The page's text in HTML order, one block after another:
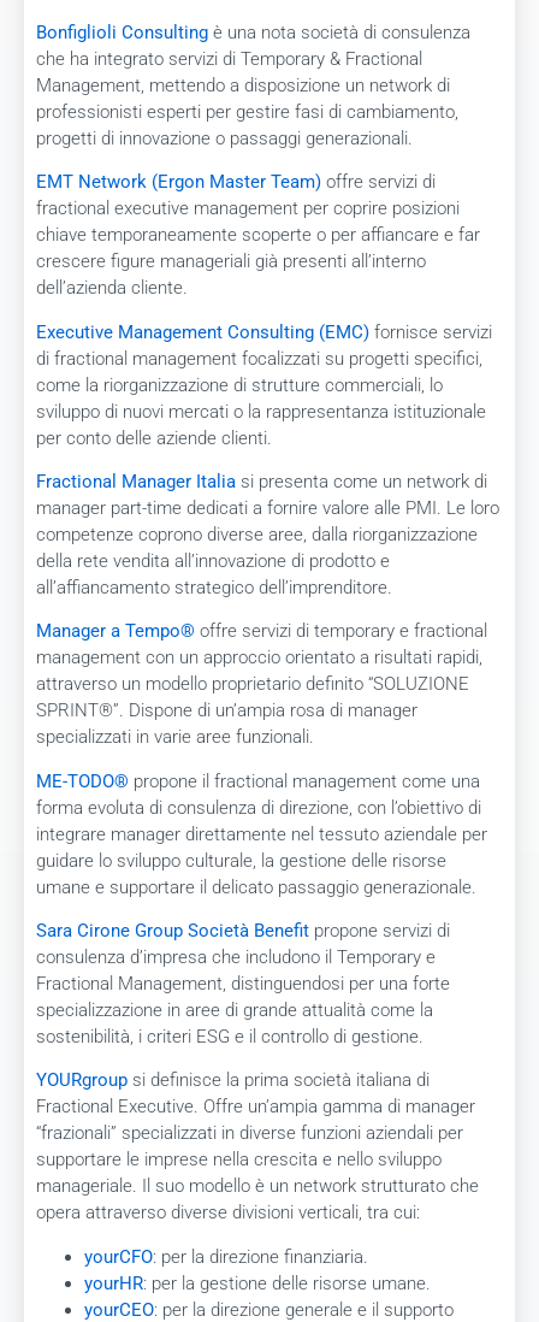
Bonfiglioli Consulting è una nota società di consulenza
che ha integrato servizi di Temporary & Fractional
Management, mettendo a disposizione un network di
professionisti esperti per gestire fasi di cambiamento,
progetti di innovazione o passaggi generazionali.
EMT Network (Ergon Master Team) offre servizi di
fractional executive management per coprire posizioni
chiave temporaneamente scoperte o per affiancare e far
crescere figure manageriali già presenti all’interno
dell’azienda cliente.
Executive Management Consulting (EMC) fornisce servizi
di fractional management focalizzati su progetti specifici,
come la riorganizzazione di strutture commerciali, lo
sviluppo di nuovi mercati o la rappresentanza istituzionale
per conto delle aziende clienti.
Fractional Manager Italia si presenta come un network di
manager part-time dedicati a fornire valore alle PMI. Le loro
competenze coprono diverse aree, dalla riorganizzazione
della rete vendita all’innovazione di prodotto e
all’affiancamento strategico dell’imprenditore.
Manager a Tempo® offre servizi di temporary e fractional
management con un approccio orientato a risultati rapidi,
attraverso un modello proprietario definito “SOLUZIONE
SPRINT®”. Dispone di un’ampia rosa di manager
specializzati in varie aree funzionali.
ME-TODO® propone il fractional management come una
forma evoluta di consulenza di direzione, con l’obiettivo di
integrare manager direttamente nel tessuto aziendale per
guidare lo sviluppo culturale, la gestione delle risorse
umane e supportare il delicato passaggio generazionale.
Sara Cirone Group Società Benefit propone servizi di
consulenza d’impresa che includono il Temporary e
Fractional Management, distinguendosi per una forte
specializzazione in aree di grande attualità come la
sostenibilità, i criteri ESG e il controllo di gestione.
YOURgroup si definisce la prima società italiana di
Fractional Executive. Offre un’ampia gamma di manager
“frazionali” specializzati in diverse funzioni aziendali per
supportare le imprese nella crescita e nello sviluppo
manageriale. Il suo modello è un network strutturato che
opera attraverso diverse divisioni verticali, tra cui:
yourCFO: per la direzione finanziaria.
yourHR: per la gestione delle risorse umane.
yourCEO: per la direzione generale e il supporto